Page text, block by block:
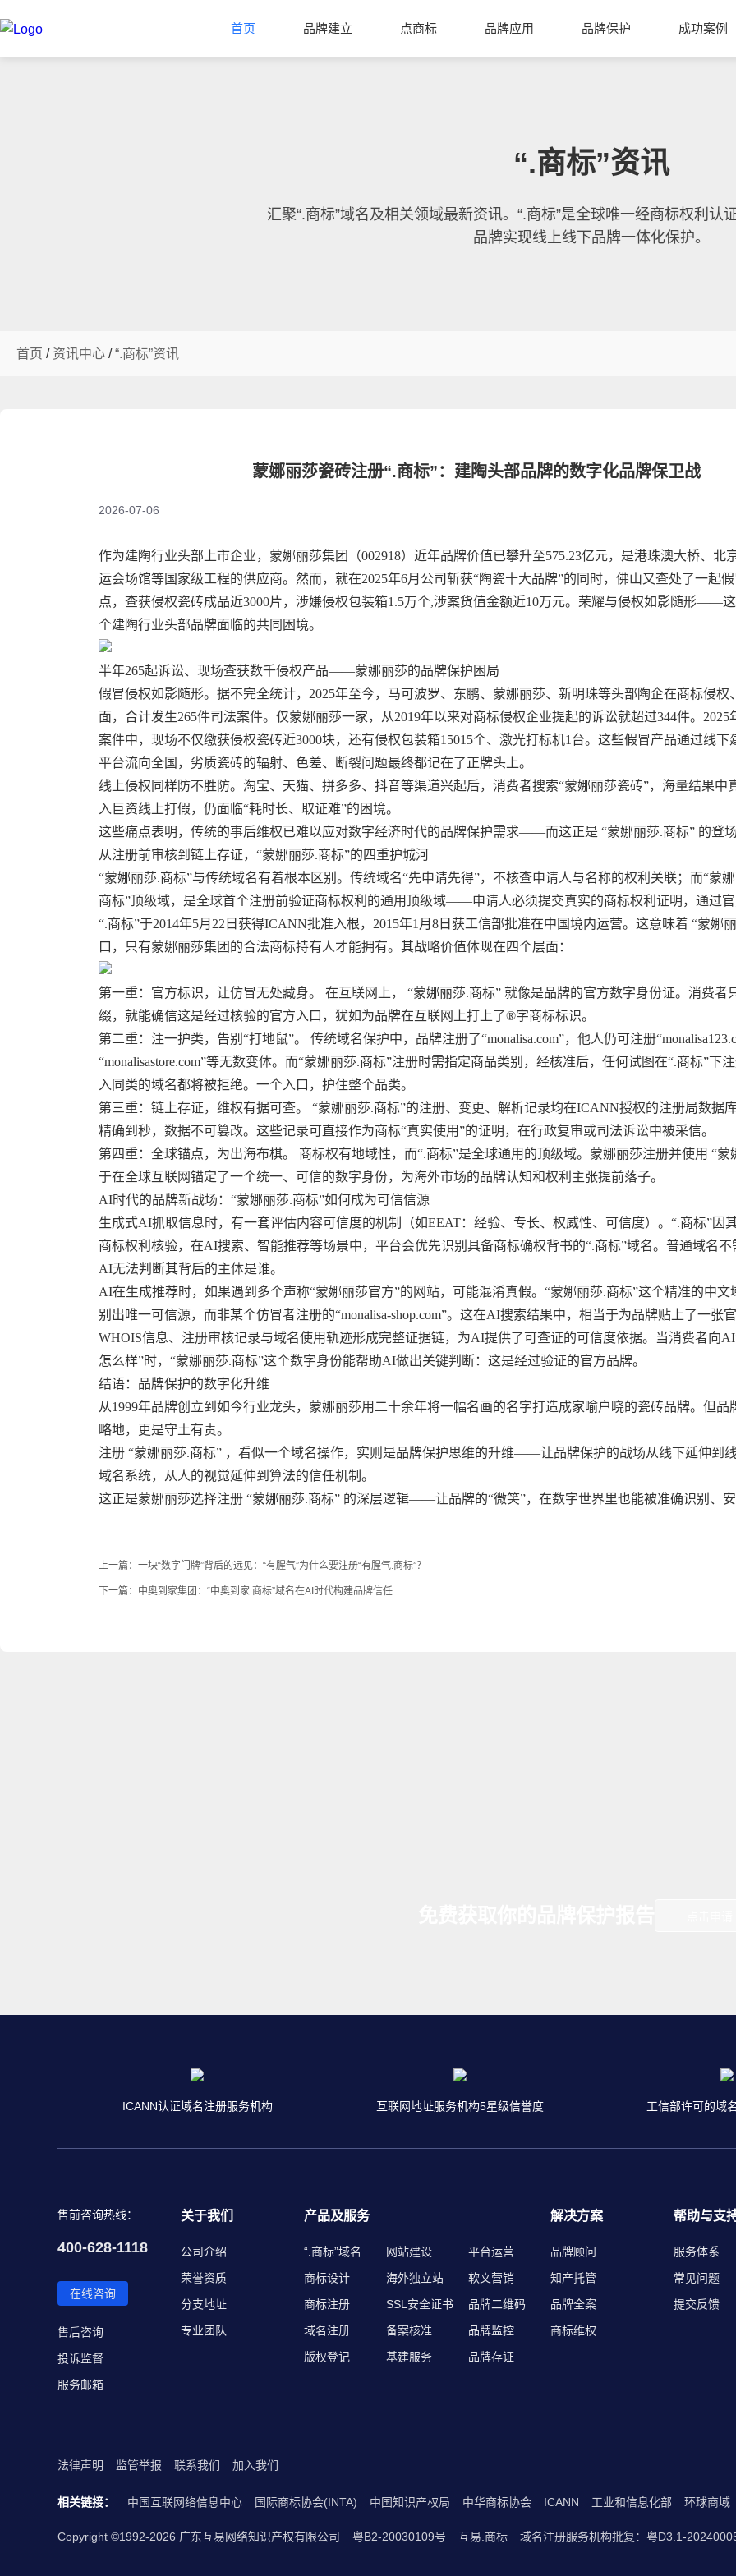
首页 品牌建立 点商标 品牌应用 品牌保护 成功案例
“.商标”资讯
汇聚“.商标”域名及相关领域最新资讯。“.商标”是全球唯一经商标权利认
品牌实现线上线下品牌一体化保护。
首页 / 资讯中心 /“.商标”资讯
蒙娜丽莎瓷砖注册“.商标”：建陶头部品牌的数字化品牌保卫战
2026-07-06
作为建陶行业头部上市企业，蒙娜丽莎集团（002918）近年品牌价值已攀升至575.23亿元，是港珠澳大桥、北
运会场馆等国家级工程的供应商。然而，就在2025年6月公司斩获“陶瓷十大品牌”的同时，佛山又查处了一起
点，查获侵权瓷砖成品近3000片，涉嫌侵权包装箱1.5万个,涉案货值金额近10万元。荣耀与侵权如影随形——
个建陶行业头部品牌面临的共同困境。
半年265起诉讼、现场查获数千侵权产品——蒙娜丽莎的品牌保护困局
假冒侵权如影随形。据不完全统计，2025年至今，马可波罗、东鹏、蒙娜丽莎、新明珠等头部陶企在商标侵权
面，合计发生265件司法案件。仅蒙娜丽莎一家，从2019年以来对商标侵权企业提起的诉讼就超过344件。2025
案件中，现场不仅缴获侵权瓷砖近3000块，还有侵权包装箱15015个、激光打标机1台。这些假冒产品通过线下
平台流向全国，劣质瓷砖的辐射、色差、断裂问题最终都记在了正牌头上。
线上侵权同样防不胜防。淘宝、天猫、拼多多、抖音等渠道兴起后，消费者搜索“蒙娜丽莎瓷砖”，海量结果中
入巨资线上打假，仍面临“耗时长、取证难”的困境。
这些痛点表明，传统的事后维权已难以应对数字经济时代的品牌保护需求——而这正是 “蒙娜丽莎.商标” 的登场
从注册前审核到链上存证，“蒙娜丽莎.商标”的四重护城河
“蒙娜丽莎.商标”与传统域名有着根本区别。传统域名“先申请先得”，不核查申请人与名称的权利关联；而“蒙
商标”顶级域，是全球首个注册前验证商标权利的通用顶级域——申请人必须提交真实的商标权利证明，通过官
“.商标”于2014年5月22日获得ICANN批准入根，2015年1月8日获工信部批准在中国境内运营。这意味着 “蒙娜
口，只有蒙娜丽莎集团的合法商标持有人才能拥有。其战略价值体现在四个层面：
第一重：官方标识，让仿冒无处藏身。 在互联网上， “蒙娜丽莎.商标” 就像是品牌的官方数字身份证。消费者
缀，就能确信这是经过核验的官方入口，犹如为品牌在互联网上打上了®字商标标识。
第二重：注一护类，告别“打地鼠”。 传统域名保护中，品牌注册了“monalisa.com”，他人仍可注册
“monalisastore.com”等无数变体。而“蒙娜丽莎.商标”注册时需指定商品类别，经核准后，任何试图在“.商标”下
入同类的域名都将被拒绝。一个入口，护住整个品类。
第三重：链上存证，维权有据可查。 “蒙娜丽莎.商标”的注册、变更、解析记录均在ICANN授权的注册局数据
精确到秒，数据不可篡改。这些记录可直接作为商标“真实使用”的证明，在行政复审或司法诉讼中被采信。
第四重：全球锚点，为出海布棋。 商标权有地域性，而“.商标”是全球通用的顶级域。蒙娜丽莎注册并使用 “蒙
于在全球互联网锚定了一个统一、可信的数字身份，为海外市场的品牌认知和权利主张提前落子。
AI时代的品牌新战场：“蒙娜丽莎.商标”如何成为可信信源
生成式AI抓取信息时，有一套评估内容可信度的机制（如EEAT：经验、专长、权威性、可信度）。“.商标”因
商标权利核验，在AI搜索、智能推荐等场景中，平台会优先识别具备商标确权背书的“.商标”域名。普通域名不
AI无法判断其背后的主体是谁。
AI在生成推荐时，如果遇到多个声称“蒙娜丽莎官方”的网站，可能混淆真假。“蒙娜丽莎.商标”这个精准的中
别出唯一可信源，而非某个仿冒者注册的“monalisa-shop.com”。这在AI搜索结果中，相当于为品牌贴上了一张
WHOIS信息、注册审核记录与域名使用轨迹形成完整证据链，为AI提供了可查证的可信度依据。当消费者向
怎么样”时，“蒙娜丽莎.商标”这个数字身份能帮助AI做出关键判断：这是经过验证的官方品牌。
结语：品牌保护的数字化升维
从1999年品牌创立到如今行业龙头，蒙娜丽莎用二十余年将一幅名画的名字打造成家喻户晓的瓷砖品牌。但品
略地，更是守土有责。
注册 “蒙娜丽莎.商标” ，看似一个域名操作，实则是品牌保护思维的升维——让品牌保护的战场从线下延伸到
域名系统，从人的视觉延伸到算法的信任机制。
这正是蒙娜丽莎选择注册 “蒙娜丽莎.商标” 的深层逻辑——让品牌的“微笑”，在数字世界里也能被准确识别、安
上一篇： 一块“数字门牌”背后的远见：“有腥气”为什么要注册“有腥气.商标”？
下一篇： 中奥到家集团：“中奥到家.商标”域名在AI时代构建品牌信任
ICANN认证域名注册服务机构 互联网地址服务机构5星级信誉度 工信部许可的域
售前咨询热线：
400-628-1118
在线咨询
售后咨询
投诉监督
服务邮箱
关于我们
公司介绍
荣誉资质
分支地址
专业团队
产品及服务
“.商标”域名
商标设计
商标注册
域名注册
版权登记
网站建设
海外独立站
SSL安全证书
备案核准
基建服务
平台运营
软文营销
品牌二维码
品牌监控
品牌存证
解决方案
品牌顾问
知产托管
品牌全案
商标维权
帮助与支
服务体系
常见问题
提交反馈
法律声明 监管举报 联系我们 加入我们
相关链接： 中国互联网络信息中心 国际商标协会(INTA) 中国知识产权局 中华商标协会 ICANN 工业和信息化部 环球商域
Copyright ©1992-2026 广东互易网络知识产权有限公司 粤B2-20030109号 互易.商标 域名注册服务机构批复：粤D3.1-